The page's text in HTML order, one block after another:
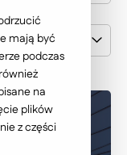
mają być
podczas
na
plików
z części